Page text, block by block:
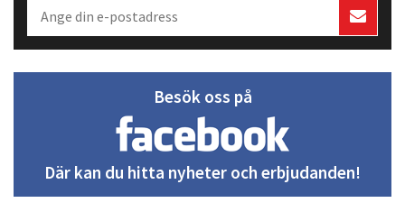
Besök oss på
Där kan du hitta nyheter och erbjudanden!